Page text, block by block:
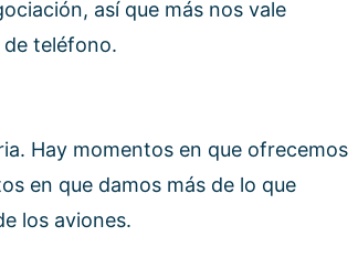
así que más nos vale
teléfono.
Hay momentos en que ofrecemos
en que damos más de lo que
los aviones.